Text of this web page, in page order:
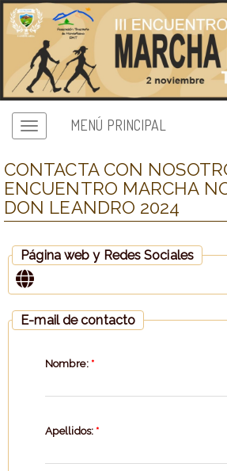
MENÚ PRINCIPAL
CONTACTA CON
ENCUENTRO MARCHA
DON LEANDRO 2024
Página web y Redes Sociales
E-mail de contacto
Nombre: *
Apellidos: *